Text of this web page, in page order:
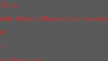
Mateu Olfactive Expressions